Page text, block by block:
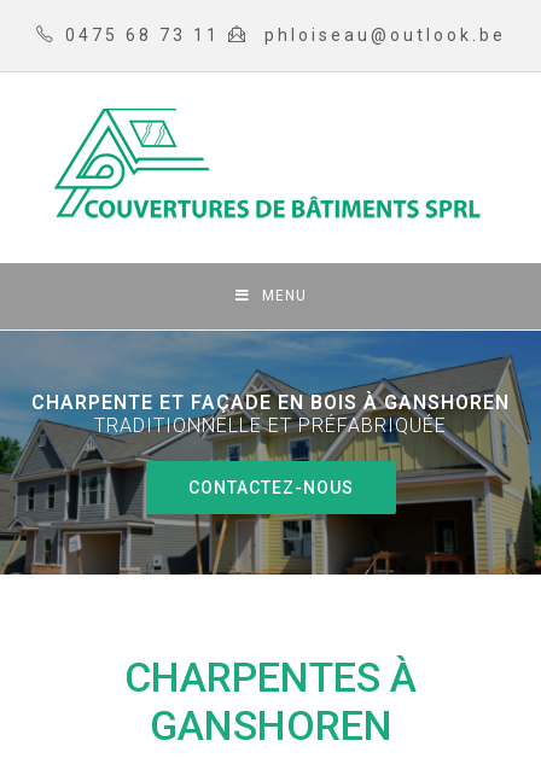
0475 68 73 11 phloiseau@outlook.be
MENU
CHARPENTE ET FAÇADE EN BOIS À GANSHOREN
TRADITIONNELLE ET PRÉFABRIQUÉE
CONTACTEZ-NOUS
CHARPENTES À
GANSHOREN